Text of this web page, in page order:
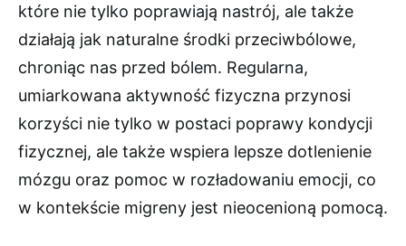
które nie tylko poprawiają nastrój, ale także
działają jak naturalne środki przeciwbólowe,
chroniąc nas przed bólem. Regularna,
umiarkowana aktywność fizyczna przynosi
korzyści nie tylko w postaci poprawy kondycji
fizycznej, ale także wspiera lepsze dotlenienie
mózgu oraz pomoc w rozładowaniu emocji, co
w kontekście migreny jest nieocenioną pomocą.